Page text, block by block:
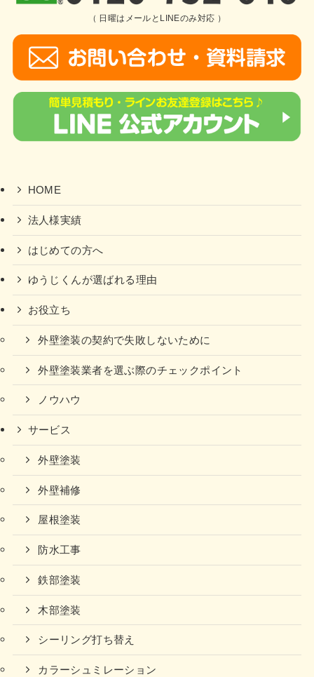
（ 日曜はメールとLINEのみ対応 ）
HOME
法人様実績
はじめての方へ
ゆうじくんが選ばれる理由
お役立ち
外壁塗装の契約で失敗しないために
外壁塗装業者を選ぶ際のチェックポイント
ノウハウ
サービス
外壁塗装
外壁補修
屋根塗装
防水工事
鉄部塗装
木部塗装
シーリング打ち替え
カラーシュミレーション